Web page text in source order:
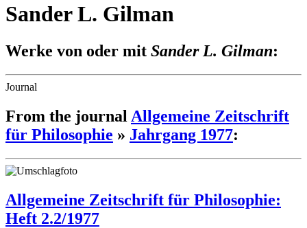
Sander L. Gilman
Werke von oder mit Sander L. Gilman:
Journal
From the journal Allgemeine Zeitschrift
für Philosophie » Jahrgang 1977:
Allgemeine Zeitschrift für Philosophie:
Heft 2.2/1977